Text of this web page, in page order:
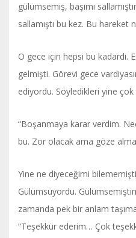
gülümsemiş, başımı
sallamıştı bu kez. Bu hareket
O gece için hepsi bu kadardı.
gelmişti. Görevi gece
ediyordu. Söyledikleri yine çok
“Boşanmaya karar verdim.
bu. Zor olacak ama göze
Yine ne diyeceğimi
Gülümsüyordu.
zamanda pek bir anlam
“Teşekkür ederim… Çok